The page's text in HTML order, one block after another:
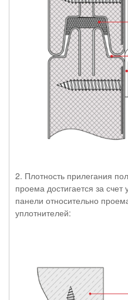
2. Плотность прилегания
проема достигается за
панели относительно
уплотнителей: